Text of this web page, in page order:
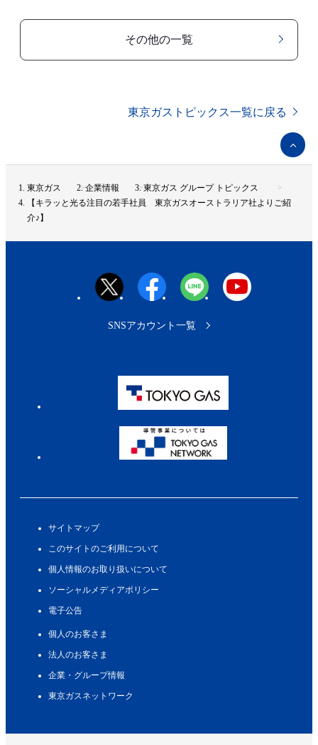
その他の一覧
東京ガストピックス一覧に戻る
ペ
ー
ジ
ッ
東京ガス 企業情報
東京ガス グループ トピックス
【キラッと光る注目の若手社員 東京ガスオーストラリア社よりご紹
介♪】
サイトマップ
このサイトのご利用について
個人情報のお取り扱いについて
ソーシャルメディアポリシー
電子公告
個人のお客さま
法人のお客さま
企業・グループ情報
東京ガスネットワーク
SNSアカウント一覧